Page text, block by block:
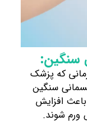
که پزشک
سنگین
افزایش
ورم شوند.